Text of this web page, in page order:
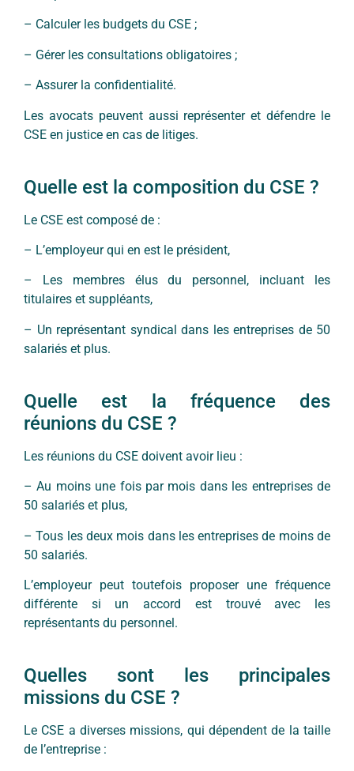
– Calculer les budgets du CSE ;
– Gérer les consultations obligatoires ;
– Assurer la confidentialité.
Les avocats peuvent aussi représenter et défendre le
CSE en justice en cas de litiges.
Quelle est la composition du CSE ?
Le CSE est composé de :
– L’employeur qui en est le président,
– Les membres élus du personnel, incluant les
titulaires et suppléants,
– Un représentant syndical dans les entreprises de 50
salariés et plus.
Quelle est la fréquence des
réunions du CSE ?
Les réunions du CSE doivent avoir lieu :
– Au moins une fois par mois dans les entreprises de
50 salariés et plus,
– Tous les deux mois dans les entreprises de moins de
50 salariés.
L’employeur peut toutefois proposer une fréquence
différente si un accord est trouvé avec les
représentants du personnel.
Quelles sont les principales
missions du CSE ?
Le CSE a diverses missions, qui dépendent de la taille
de l’entreprise :